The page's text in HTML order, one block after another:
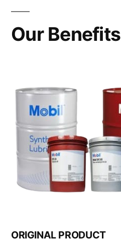
Our Benefits
ORIGINAL PRODUCT